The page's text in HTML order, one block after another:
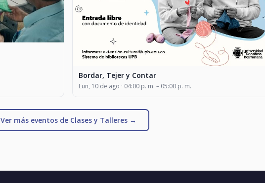
Bordar, Tejer y Contar
Lun, 10 de ago · 04:00 p. m. – 05:00 p. m.
Ver más eventos de Clases y Talleres →